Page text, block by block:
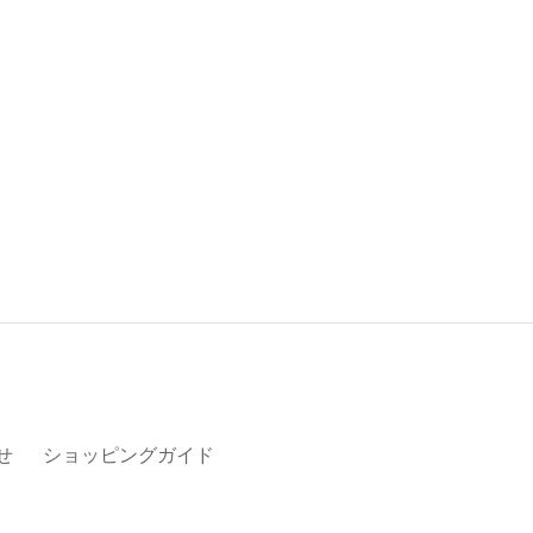
ショッピングガイド